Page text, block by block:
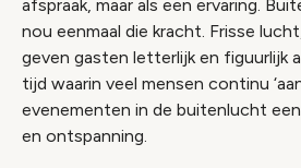
afspraak, maar als een ervaring.
nou eenmaal die kracht. Frisse
geven gasten letterlijk en figuurlijk
tijd waarin veel mensen continu
evenementen in de buitenlucht
en ontspanning.